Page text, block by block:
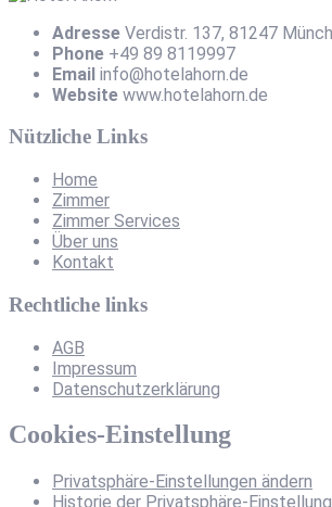
Adresse Verdistr. 137, 81247
Phone +49 89 8119997
Email info@hotelahorn.de
Website www.hotelahorn.de
Nützliche Links
Home
Zimmer
Zimmer Services
Über uns
Kontakt
Rechtliche links
AGB
Impressum
Datenschutzerklärung
Cookies-Einstellung
Privatsphäre-Einstellungen ändern
Historie der Privatsphäre-